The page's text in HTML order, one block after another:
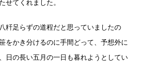
せてくれました。
粁足らずの道程だと思っていましたの
をかき分けるのに手間どって、予想外に
日の長い五月の一日も暮れようとしてい